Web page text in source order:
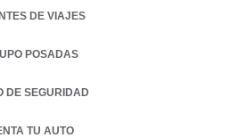
DE VIAJES
POSADAS
DE SEGURIDAD
TU AUTO
IN A NEW TAB.